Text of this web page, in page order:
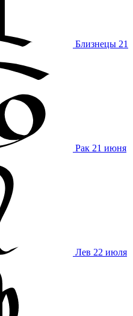
Близнецы 21
Рак 21 июня
Лев 22 июля